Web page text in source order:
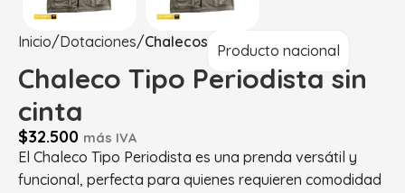
Inicio Dotaciones Chalecos Producto nacional
Chaleco Tipo Periodista sin
cinta
$32.500 más IVA
El Chaleco Tipo Periodista es una prenda versátil y
funcional, perfecta para quienes requieren comodidad